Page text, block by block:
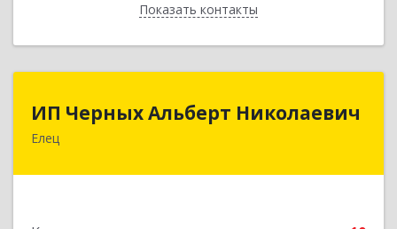
Показать контакты
Назад
ИП Черных Альберт Николаевич
Елец
ИП Черных Альберт Николаевич
399771, Липецкая обл, Елец г, Н.Гусевой ул, 56А